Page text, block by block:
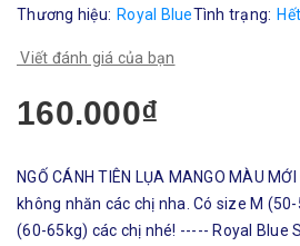
Thương hiệu: Royal BlueTình trạng:
Viết đánh giá của bạn
160.000₫
NGỐ CÁNH TIÊN LỤA MANGO MÀU
không nhăn các chị nha. Có size M
(60-65kg) các chị nhé! ----- Royal Blue